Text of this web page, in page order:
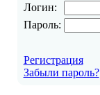
Логин:
Пароль:
Регистрация
Забыли пароль?